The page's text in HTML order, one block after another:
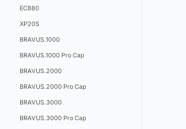
EC880
XP20S
BRAVUS.1000
BRAVUS.1000 Pro Cap
BRAVUS.2000
BRAVUS.2000 Pro Cap
BRAVUS.3000
BRAVUS.3000 Pro Cap